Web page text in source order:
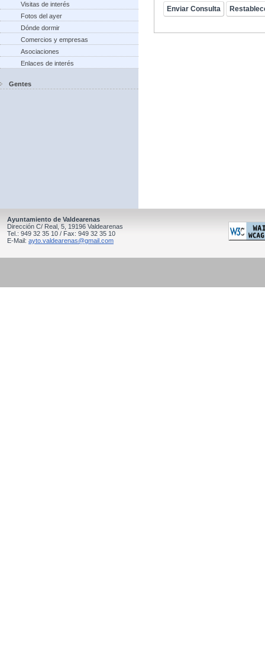
Visitas de interés
Fotos del ayer
Dónde dormir
Comercios y empresas
Asociaciones
Enlaces de interés
Gentes
Ayuntamiento de Valdearenas
Dirección C/ Real, 5, 19196 Valdearenas
Tel.: 949 32 35 10 / Fax: 949 32 35 10
E-Mail: ayto.valdearenas@gmail.com